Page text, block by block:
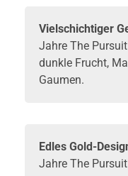
Vielschichtiger
Jahre The
dunkle Frucht,
Gaumen.
Edles Gold-
Jahre The